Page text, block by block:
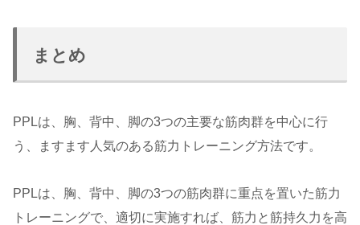
まとめ
PPLは、胸、背中、脚の3つの主要な筋肉群を中心に行
う、ますます人気のある筋力トレーニング方法です。
PPLは、胸、背中、脚の3つの筋肉群に重点を置いた筋力
トレーニングで、適切に実施すれば、筋力と筋持久力を高